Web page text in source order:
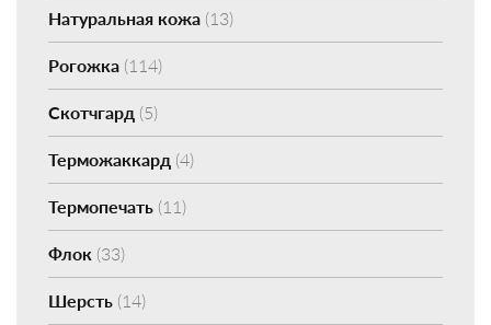
Натуральная кожа (13)
Рогожка (114)
Скотчгард (5)
Терможаккард (4)
Термопечать (11)
Флок (33)
Шерсть (14)